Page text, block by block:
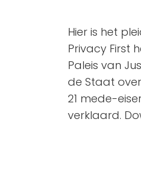
Hier is het
Privacy First
Paleis van
de Staat
21 mede-
verklaard.